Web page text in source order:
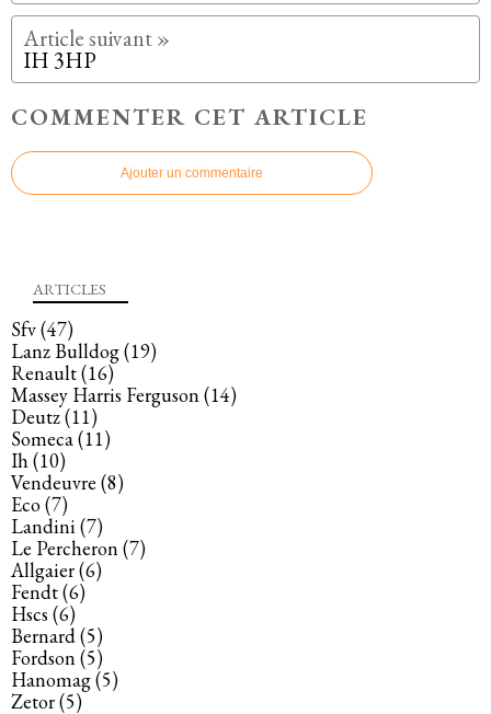
IH 3HP
COMMENTER CET ARTICLE
Ajouter un commentaire
ARTICLES
Sfv(47)
Lanz Bulldog(19)
Renault(16)
Massey Harris Ferguson(14)
Deutz(11)
Someca(11)
Ih(10)
Vendeuvre (8)
Eco(7)
Landini(7)
Le Percheron(7)
Allgaier(6)
Fendt(6)
Hscs (6)
Bernard(5)
Fordson(5)
Hanomag(5)
Zetor(5)